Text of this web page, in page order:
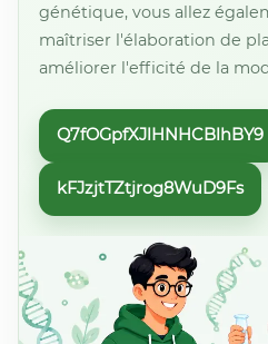
génétique, vous allez
maîtriser l'élaboration de
améliorer l'efficité de la
Q7fOGpfXJlHNHCBlhBY9
kFJzjtTZtjrog8WuD9Fs